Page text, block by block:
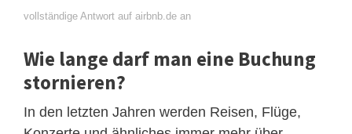
vollständige Antwort auf airbnb.de an
Wie lange darf man eine Buchung
stornieren?
In den letzten Jahren werden Reisen, Flüge,